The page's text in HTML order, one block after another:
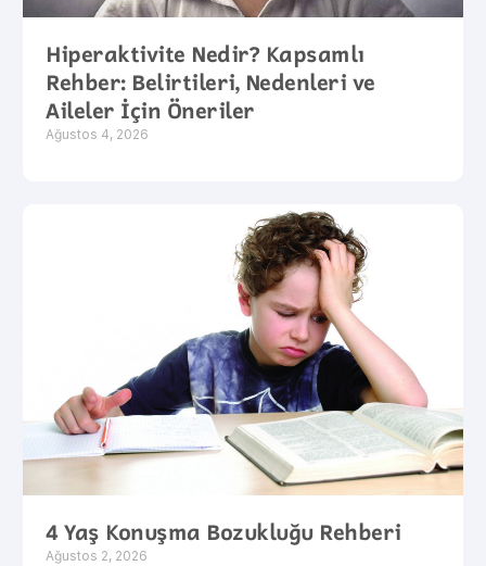
Hiperaktivite Nedir? Kapsamlı
Rehber: Belirtileri, Nedenleri ve
Aileler İçin Öneriler
Ağustos 4, 2026
4 Yaş Konuşma Bozukluğu Rehberi
Ağustos 2, 2026